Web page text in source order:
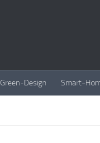
Green-Design Smart-